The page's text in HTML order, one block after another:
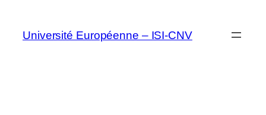
contenuto
Université Européenne – ISI-CNV